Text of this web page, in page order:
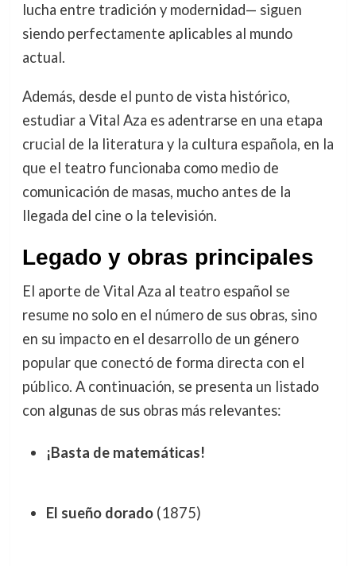
lucha entre tradición y modernidad— siguen
siendo perfectamente aplicables al mundo
actual.
Además, desde el punto de vista histórico,
estudiar a Vital Aza es adentrarse en una etapa
crucial de la literatura y la cultura española, en la
que el teatro funcionaba como medio de
comunicación de masas, mucho antes de la
llegada del cine o la televisión.
Legado y obras principales
El aporte de Vital Aza al teatro español se
resume no solo en el número de sus obras, sino
en su impacto en el desarrollo de un género
popular que conectó de forma directa con el
público. A continuación, se presenta un listado
con algunas de sus obras más relevantes:
¡Basta de matemáticas!
El sueño dorado(1875)